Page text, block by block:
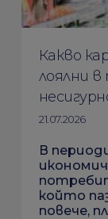
Какво
лоялни в
21.07.2026
В
който
повече,